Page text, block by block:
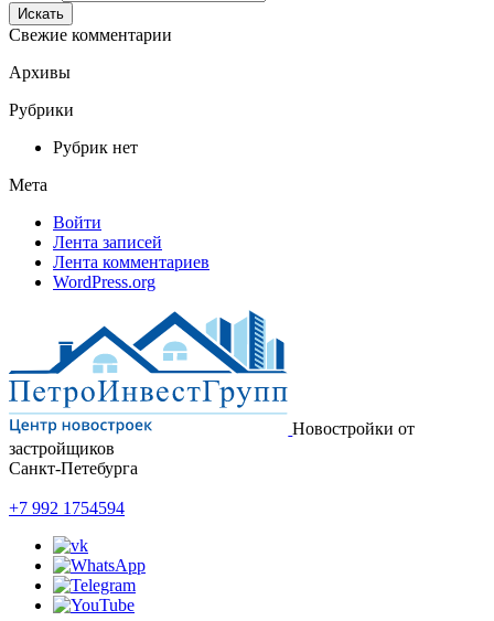
Искать
Свежие комментарии
Архивы
Рубрики
Рубрик нет
Мета
Войти
Лента записей
Лента комментариев
WordPress.org
Новостройки от
застройщиков
Санкт-Петебурга
+7 992 1754594